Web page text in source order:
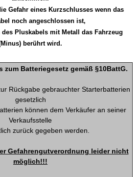
Gefahr eines Kurzschlusses wenn das
noch angeschlossen ist,
Pluskabels mit Metall das Fahrzeug
berührt wird.
zum Batteriegesetz gemäß §10BattG.
Rückgabe gebrauchter Starterbatterien
gesetzlich
können dem Verkäufer an seiner
Verkaufsstelle
zurück gegeben werden.
Gefahrengutverordnung leider nicht
möglich!!!